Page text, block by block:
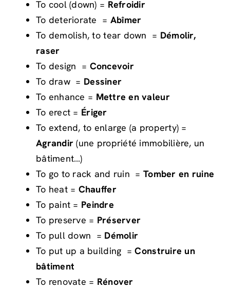
To cool (down) = Refroidir
To deteriorate = Abîmer
To demolish, to tear down = Démolir,
raser
To design = Concevoir
To draw = Dessiner
To enhance = Mettre en valeur
To erect = Ériger
To extend, to enlarge (a property) =
Agrandir(une propriété immobilière, un
bâtiment…)
To go to rack and ruin =Tomber en ruine
To heat = Chauffer
To paint = Peindre
To preserve = Préserver
To pull down = Démolir
To put up a building =Construire un
bâtiment
To renovate = Rénover